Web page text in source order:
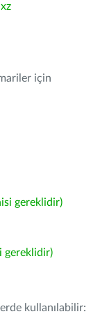
için
gereklidir)
gereklidir)
kullanılabilir: